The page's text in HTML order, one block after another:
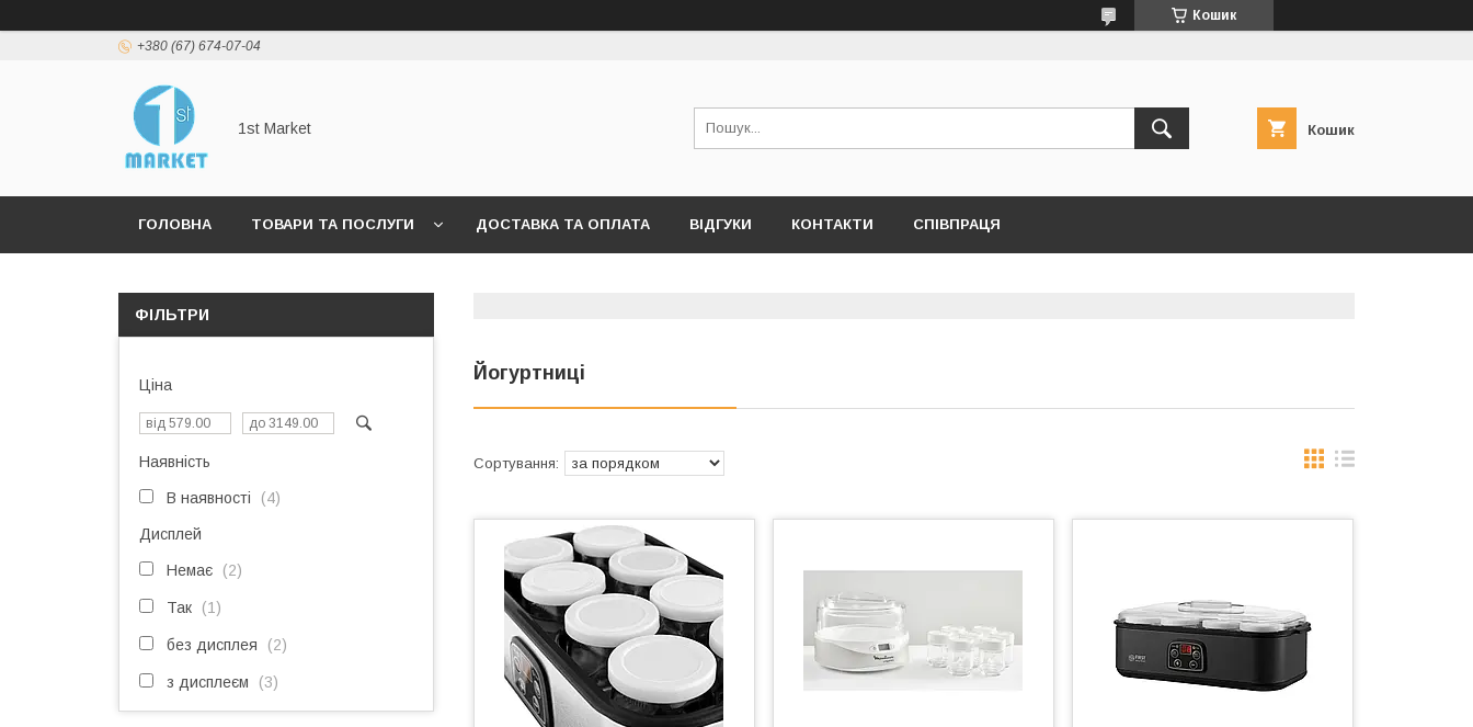
Кошик
+380 (67) 674-07-04
1st Market Кошик
ГОЛОВНА ТОВАРИ ТА ПОСЛУГИ ДОСТАВКА ТА ОПЛАТА ВІДГУКИ КОНТАКТИ СПІВПРАЦЯ
Йогуртниці
ФІЛЬТРИ
Ціна
Наявність
В наявності 4
Дисплей
Немає 2
Так 1
без дисплея 2
з дисплеєм 3